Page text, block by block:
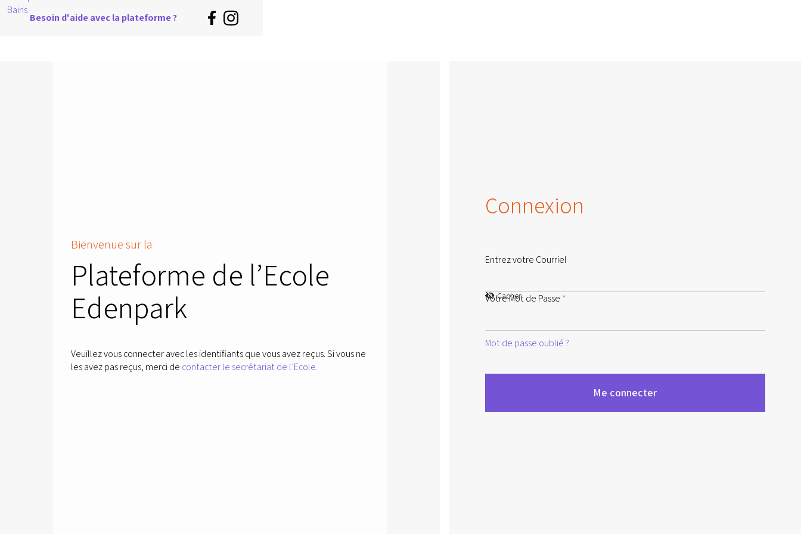
Besoin d'aide avec la plateforme ?
Bienvenue sur la
Plateforme de l’Ecole
Edenpark
Veuillez vous connecter avec les identifiants que vous avez reçus. Si vous ne
les avez pas reçus, merci de contacter le secrétariat de l’Ecole.
Connexion
Entrez votre Courriel
Votre Mot de Passe *
Cacher
Mot de passe oublié ?